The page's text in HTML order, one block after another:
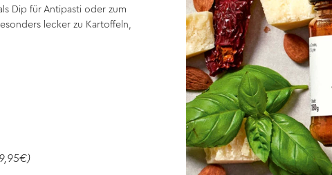
Dip für Antipasti oder zum
lecker zu Kartoffeln,